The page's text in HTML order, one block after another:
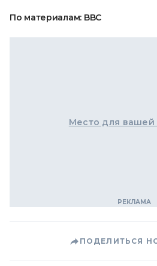
По материалам: BBC
Место для вашей
ПОДЕЛИТЬСЯ